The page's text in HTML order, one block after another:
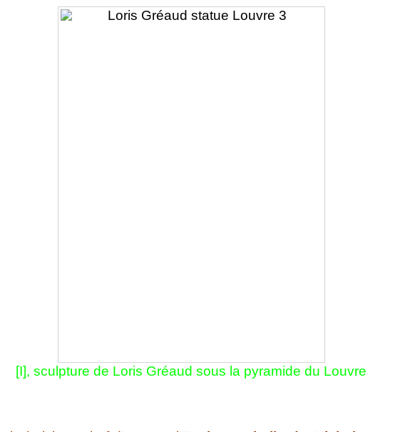
[I], sculpture de Loris Gréaud sous la pyramide du Louvre